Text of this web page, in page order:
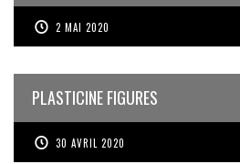
2 MAI 2020
PLASTICINE FIGURES
30 AVRIL 2020